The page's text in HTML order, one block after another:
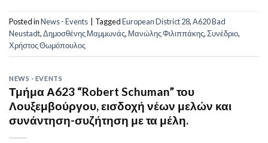
Posted inNews - Events TaggedEuropean District 28,Α620 Bad
Neustadt,Δημοσθένης Μαμμωνάς, Μανώλης Φιλιππάκης,Συνέδριο,
Χρήστος Θωμόπουλος
NEWS - EVENTS
Τμήμα Α623 “Robert Schuman” του
Λουξεμβούργου, εισδοχή νέων μελών και
συνάντηση-συζήτηση με τα μέλη.